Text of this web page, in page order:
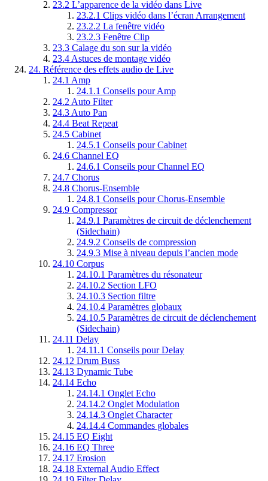
23.2 L’apparence de la vidéo dans Live
23.2.1 Clips vidéo dans l’écran Arrangement
23.2.2 La fenêtre vidéo
23.2.3 Fenêtre Clip
23.3 Calage du son sur la vidéo
23.4 Astuces de montage vidéo
24. Référence des effets audio de Live
24.1 Amp
24.1.1 Conseils pour Amp
24.2 Auto Filter
24.3 Auto Pan
24.4 Beat Repeat
24.5 Cabinet
24.5.1 Conseils pour Cabinet
24.6 Channel EQ
24.6.1 Conseils pour Channel EQ
24.7 Chorus
24.8 Chorus-Ensemble
24.8.1 Conseils pour Chorus-Ensemble
24.9 Compressor
24.9.1 Paramètres de circuit de déclenchement
(Sidechain)
24.9.2 Conseils de compression
24.9.3 Mise à niveau depuis l’ancien mode
24.10 Corpus
24.10.1 Paramètres du résonateur
24.10.2 Section LFO
24.10.3 Section filtre
24.10.4 Paramètres globaux
24.10.5 Paramètres de circuit de déclenchement
(Sidechain)
24.11 Delay
24.11.1 Conseils pour Delay
24.12 Drum Buss
24.13 Dynamic Tube
24.14 Echo
24.14.1 Onglet Echo
24.14.2 Onglet Modulation
24.14.3 Onglet Character
24.14.4 Commandes globales
24.15 EQ Eight
24.16 EQ Three
24.17 Erosion
24.18 External Audio Effect